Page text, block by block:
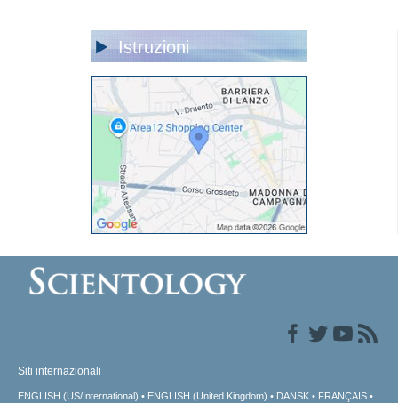
Istruzioni
Siti internazionali
ENGLISH (US/International) ENGLISH (United Kingdom) DANSK FRANÇAIS